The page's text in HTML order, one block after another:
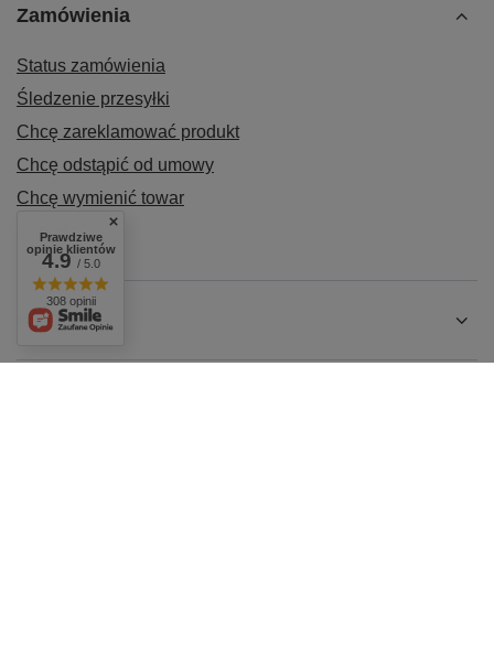
Zamówienia
Status zamówienia
Śledzenie przesyłki
Chcę zareklamować produkt
Chcę odstąpić od umowy
Chcę wymienić towar
Kontakt
Konto
Prawdziwe
opinie klientów
4.9/ 5.0
308 opinii